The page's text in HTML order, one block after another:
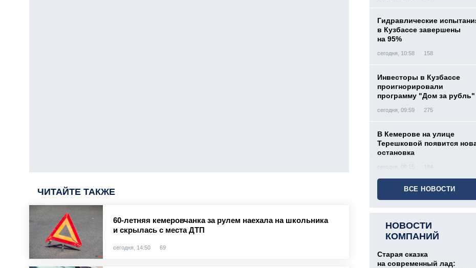
ЧИТАЙТЕ ТАКЖЕ
60-летняя кемеровчанка за рулем наехала на школьника
и скрылась с места ДТП
сегодня, 14:50 69
Гидравлические
в Кузбассе завершены
на 95%
сегодня, 10:58 158
Инвесторы в Кузбассе
проигнорировали
программу "Дом за рубль"
сегодня, 09:59 275
В Кемерове на улице
Терешковой появится
остановка
сегодня, 09:15 184
ВСЕ НОВОСТИ
НОВОСТИ
КОМПАНИЙ
Старая сказка
на современный лад: